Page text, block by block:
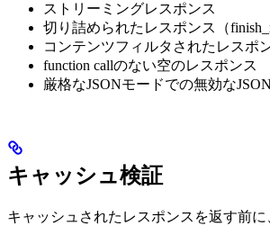
ストリーミングレスポンス
切り詰められたレスポンス（
コンテンツフィルタされたレスポ
function callのない空のレスポンス
厳格なJSONモードでの無効なJSON
キャッシュ検証
キャッシュされたレスポンスを返す前に